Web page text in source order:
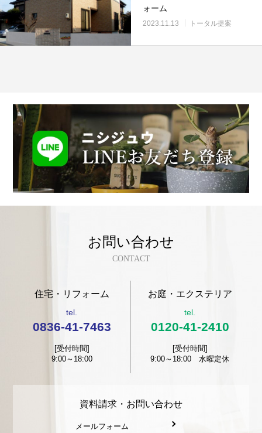
ォーム
2023.11.13 トータル提案
お問い合わせ
CONTACT
住宅・リフォーム
tel.
0836-41-7463
[受付時間]
9:00～18:00
お庭・エクステリア
tel.
0120-41-2410
[受付時間]
9:00～18:00 水曜定休
資料請求・お問い合わせ
メールフォーム